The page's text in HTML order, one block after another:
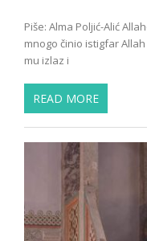
Piše: Alma Poljić-Alić
mnogo činio istigfar
mu izlaz i
READ MORE